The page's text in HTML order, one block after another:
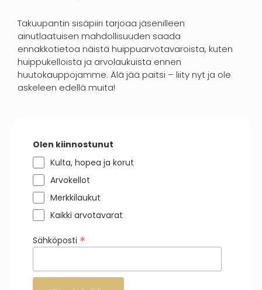
Takuupantin sisäpiiri tarjoaa jäsenilleen
ainutlaatuisen mahdollisuuden saada
ennakkotietoa näistä huippuarvotavaroista, kuten
huippukelloista ja arvolaukuista ennen
huutokauppojamme. Älä jää paitsi – liity nyt ja ole
askeleen edellä muita!
Olen kiinnostunut
Kulta, hopea ja korut
Arvokellot
Merkkilaukut
Kaikki arvotavarat
Sähköposti *